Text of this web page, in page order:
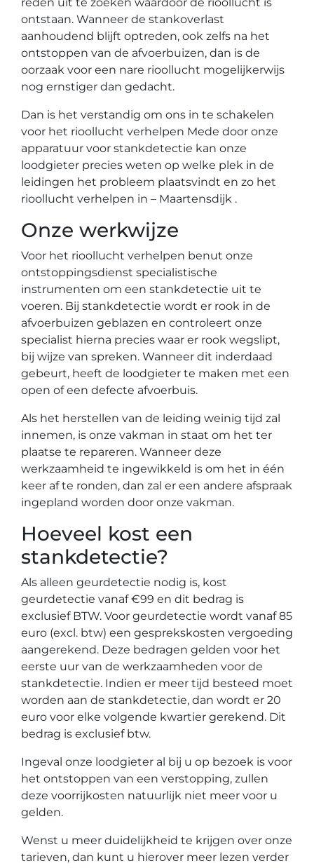
ontstaan. Wanneer de stankoverlast
aanhoudend blijft optreden, ook zelfs na het
ontstoppen van de afvoerbuizen, dan is de
oorzaak voor een nare rioollucht mogelijkerwijs
nog ernstiger dan gedacht.
Dan is het verstandig om ons in te schakelen
voor het rioollucht verhelpen Mede door onze
apparatuur voor stankdetectie kan onze
loodgieter precies weten op welke plek in de
leidingen het probleem plaatsvindt en zo het
rioollucht verhelpen in – Maartensdijk .
Onze werkwijze
Voor het rioollucht verhelpen benut onze
ontstoppingsdienst specialistische
instrumenten om een stankdetectie uit te
voeren. Bij stankdetectie wordt er rook in de
afvoerbuizen geblazen en controleert onze
specialist hierna precies waar er rook wegslipt,
bij wijze van spreken. Wanneer dit inderdaad
gebeurt, heeft de loodgieter te maken met een
open of een defecte afvoerbuis.
Als het herstellen van de leiding weinig tijd zal
innemen, is onze vakman in staat om het ter
plaatse te repareren. Wanneer deze
werkzaamheid te ingewikkeld is om het in één
keer af te ronden, dan zal er een andere afspraak
ingepland worden door onze vakman.
Hoeveel kost een
stankdetectie?
Als alleen geurdetectie nodig is, kost
geurdetectie vanaf €99 en dit bedrag is
exclusief BTW. Voor geurdetectie wordt vanaf 85
euro (excl. btw) een gesprekskosten vergoeding
aangerekend. Deze bedragen gelden voor het
eerste uur van de werkzaamheden voor de
stankdetectie. Indien er meer tijd besteed moet
worden aan de stankdetectie, dan wordt er 20
euro voor elke volgende kwartier gerekend. Dit
bedrag is exclusief btw.
Ingeval onze loodgieter al bij u op bezoek is voor
het ontstoppen van een verstopping, zullen
deze voorrijkosten natuurlijk niet meer voor u
gelden.
Wenst u meer duidelijkheid te krijgen over onze
tarieven, dan kunt u hierover meer lezen verder